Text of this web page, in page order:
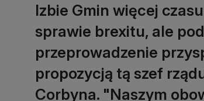
Izbie Gmin więcej
sprawie brexitu, ale
przeprowadzenie
propozycją tą szef
Corbyna. "Naszym